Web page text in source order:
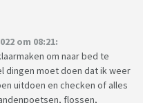
om 08:21:
om naar bed te
dingen moet doen dat ik weer
uitdoen en checken of alles
flossen,